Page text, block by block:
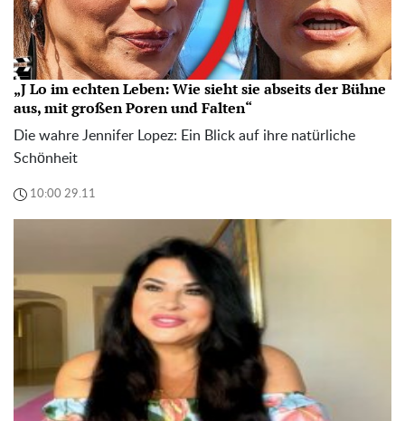
„J Lo im echten Leben: Wie sieht sie abseits der Bühne
aus, mit großen Poren und Falten“
Die wahre Jennifer Lopez: Ein Blick auf ihre natürliche
Schönheit
10:00 29.11